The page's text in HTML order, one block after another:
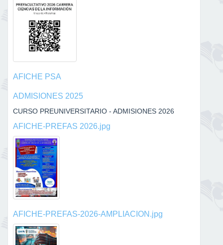
AFICHE PSA
ADMISIONES 2025
CURSO PREUNIVERSITARIO - ADMISIONES 2026
AFICHE-PREFAS 2026.jpg
AFICHE-PREFAS-2026-AMPLIACION.jpg